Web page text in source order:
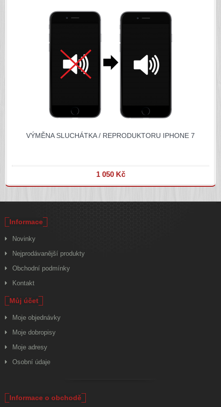
VÝMĚNA SLUCHÁTKA / REPRODUKTORU IPHONE 7
1 050 Kč
Informace
Novinky
Nejprodávanější produkty
Obchodní podmínky
Kontakt
Můj účet
Moje objednávky
Moje dobropisy
Moje adresy
Osobní údaje
Informace o obchodě